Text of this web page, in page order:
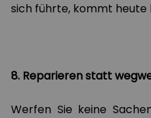
sich führte, kommt heute
8. Reparieren statt
Werfen Sie keine